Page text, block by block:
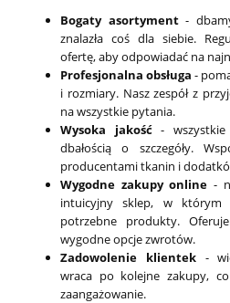
Bogaty asortyment-
znalazła coś dla siebie.
ofertę, aby odpowiadać na
Profesjonalna obsługa -
i rozmiary. Nasz zespół z
na wszystkie pytania.
Wysoka jakość- wszystkie
dbałością o szczegóły.
producentami tkanin i
Wygodne zakupy online -
intuicyjny sklep, w którym
potrzebne produkty.
wygodne opcje zwrotów.
Zadowolenie klientek-
wraca po kolejne zakupy,
zaangażowanie.